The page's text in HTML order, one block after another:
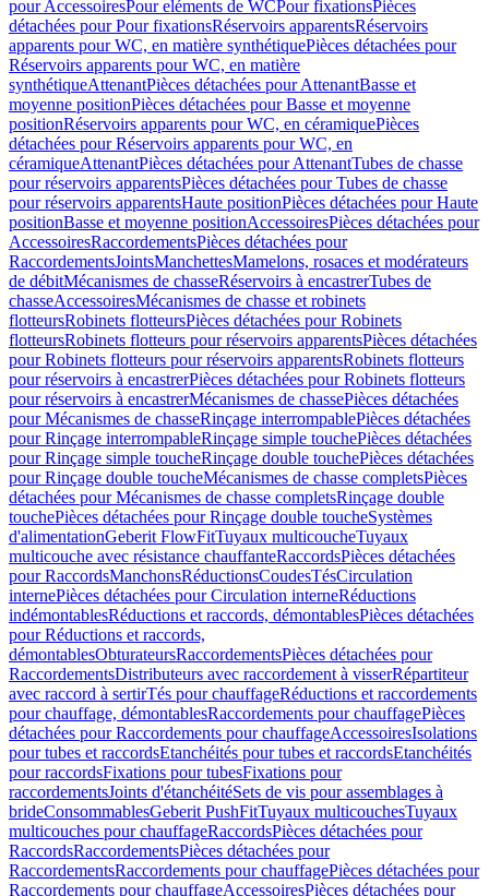
pour AccessoiresPour eléments de WCPour fixationsPièces
détachées pour Pour fixationsRéservoirs apparentsRéservoirs
apparents pour WC, en matière synthétiquePièces détachées pour
Réservoirs apparents pour WC, en matière
synthétiqueAttenantPièces détachées pour AttenantBasse et
moyenne positionPièces détachées pour Basse et moyenne
positionRéservoirs apparents pour WC, en céramiquePièces
détachées pour Réservoirs apparents pour WC, en
céramiqueAttenantPièces détachées pour AttenantTubes de chasse
pour réservoirs apparentsPièces détachées pour Tubes de chasse
pour réservoirs apparentsHaute positionPièces détachées pour Haute
positionBasse et moyenne positionAccessoiresPièces détachées pour
AccessoiresRaccordementsPièces détachées pour
RaccordementsJointsManchettesMamelons, rosaces et modérateurs
de débitMécanismes de chasseRéservoirs à encastrerTubes de
chasseAccessoiresMécanismes de chasse et robinets
flotteursRobinets flotteursPièces détachées pour Robinets
flotteursRobinets flotteurs pour réservoirs apparentsPièces détachées
pour Robinets flotteurs pour réservoirs apparentsRobinets flotteurs
pour réservoirs à encastrerPièces détachées pour Robinets flotteurs
pour réservoirs à encastrerMécanismes de chassePièces détachées
pour Mécanismes de chasseRinçage interrompablePièces détachées
pour Rinçage interrompableRinçage simple touchePièces détachées
pour Rinçage simple toucheRinçage double touchePièces détachées
pour Rinçage double toucheMécanismes de chasse completsPièces
détachées pour Mécanismes de chasse completsRinçage double
touchePièces détachées pour Rinçage double toucheSystèmes
d'alimentationGeberit FlowFitTuyaux multicoucheTuyaux
multicouche avec résistance chauffanteRaccordsPièces détachées
pour RaccordsManchonsRéductionsCoudesTésCirculation
internePièces détachées pour Circulation interneRéductions
indémontablesRéductions et raccords, démontablesPièces détachées
pour Réductions et raccords,
démontablesObturateursRaccordementsPièces détachées pour
RaccordementsDistributeurs avec raccordement à visserRépartiteur
avec raccord à sertirTés pour chauffageRéductions et raccordements
pour chauffage, démontablesRaccordements pour chauffagePièces
détachées pour Raccordements pour chauffageAccessoiresIsolations
pour tubes et raccordsEtanchéités pour tubes et raccordsEtanchéités
pour raccordsFixations pour tubesFixations pour
raccordementsJoints d'étanchéitéSets de vis pour assemblages à
brideConsommablesGeberit PushFitTuyaux multicouchesTuyaux
multicouches pour chauffageRaccordsPièces détachées pour
RaccordsRaccordementsPièces détachées pour
RaccordementsRaccordements pour chauffagePièces détachées pour
Raccordements pour chauffageAccessoiresPièces détachées pour